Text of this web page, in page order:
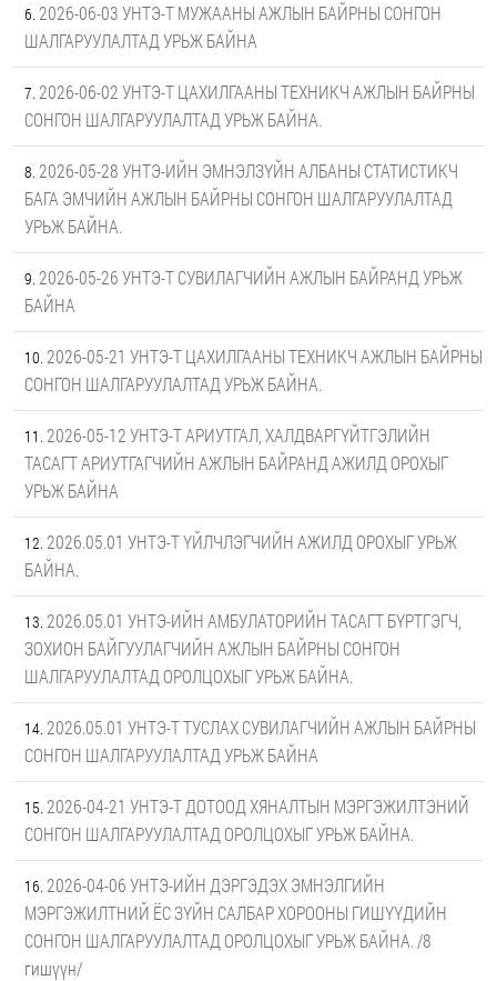
2026-06-03 УНТЭ-Т МУЖААНЫ АЖЛЫН БАЙРНЫ СОНГОН
ШАЛГАРУУЛАЛТАД УРЬЖ БАЙНА
2026-06-02 УНТЭ-Т ЦАХИЛГААНЫ ТЕХНИКЧ АЖЛЫН БАЙРНЫ
СОНГОН ШАЛГАРУУЛАЛТАД УРЬЖ БАЙНА.
2026-05-28 УНТЭ-ИЙН ЭМНЭЛЗҮЙН АЛБАНЫ СТАТИСТИКЧ
БАГА ЭМЧИЙН АЖЛЫН БАЙРНЫ СОНГОН ШАЛГАРУУЛАЛТАД
УРЬЖ БАЙНА.
2026-05-26 УНТЭ-Т СУВИЛАГЧИЙН АЖЛЫН БАЙРАНД УРЬЖ
БАЙНА
2026-05-21 УНТЭ-Т ЦАХИЛГААНЫ ТЕХНИКЧ АЖЛЫН БАЙРНЫ
СОНГОН ШАЛГАРУУЛАЛТАД УРЬЖ БАЙНА.
2026-05-12 УНТЭ-Т АРИУТГАЛ, ХАЛДВАРГҮЙТГЭЛИЙН
ТАСАГТ АРИУТГАГЧИЙН АЖЛЫН БАЙРАНД АЖИЛД ОРОХЫГ
УРЬЖ БАЙНА
2026.05.01 УНТЭ-Т ҮЙЛЧЛЭГЧИЙН АЖИЛД ОРОХЫГ УРЬЖ
БАЙНА.
2026.05.01 УНТЭ-ИЙН АМБУЛАТОРИЙН ТАСАГТ БҮРТГЭГЧ,
ЗОХИОН БАЙГУУЛАГЧИЙН АЖЛЫН БАЙРНЫ СОНГОН
ШАЛГАРУУЛАЛТАД ОРОЛЦОХЫГ УРЬЖ БАЙНА.
2026.05.01 УНТЭ-Т ТУСЛАХ СУВИЛАГЧИЙН АЖЛЫН БАЙРНЫ
СОНГОН ШАЛГАРУУЛАЛТАД УРЬЖ БАЙНА
2026-04-21 УНТЭ-Т ДОТООД ХЯНАЛТЫН МЭРГЭЖИЛТЭНИЙ
СОНГОН ШАЛГАРУУЛАЛТАД ОРОЛЦОХЫГ УРЬЖ БАЙНА.
2026-04-06 УНТЭ-ИЙН ДЭРГЭДЭХ ЭМНЭЛГИЙН
МЭРГЭЖИЛТНИЙ ЁС ЗҮЙН САЛБАР ХОРООНЫ ГИШҮҮДИЙН
СОНГОН ШАЛГАРУУЛАЛТАД ОРОЛЦОХЫГ УРЬЖ БАЙНА. /8
гишүүн/